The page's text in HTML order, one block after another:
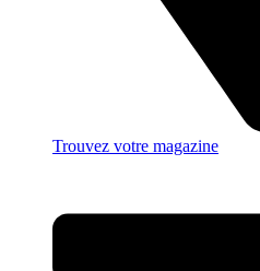
Trouvez votre magazine